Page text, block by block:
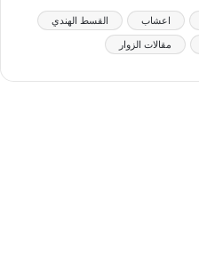
اعشاب القسط الهندي
مقالات الزوار